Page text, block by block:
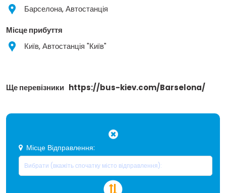
Барселона, Автостанція
Місце прибуття
Київ, Автостанція "Київ"
Ще перевізники https://bus-kiev.com/Barselona/
Місце Відправлення: